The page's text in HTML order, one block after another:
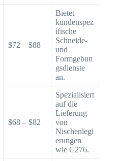
$72 – $88
Bietet
kundenspez
ifische
Schneide-
und
Formgebun
gsdienste
an.
$68 – $82
Spezialisiert
auf die
Lieferung
von
Nischenlegi
erungen
wie C276.